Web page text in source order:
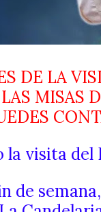
DE LA
MISAS
visita del
de